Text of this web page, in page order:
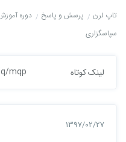
تاپ لرن پرسش و پاسخ
دوره
سپاسگزاری
لینک کوتاه mqp
1397/02/27